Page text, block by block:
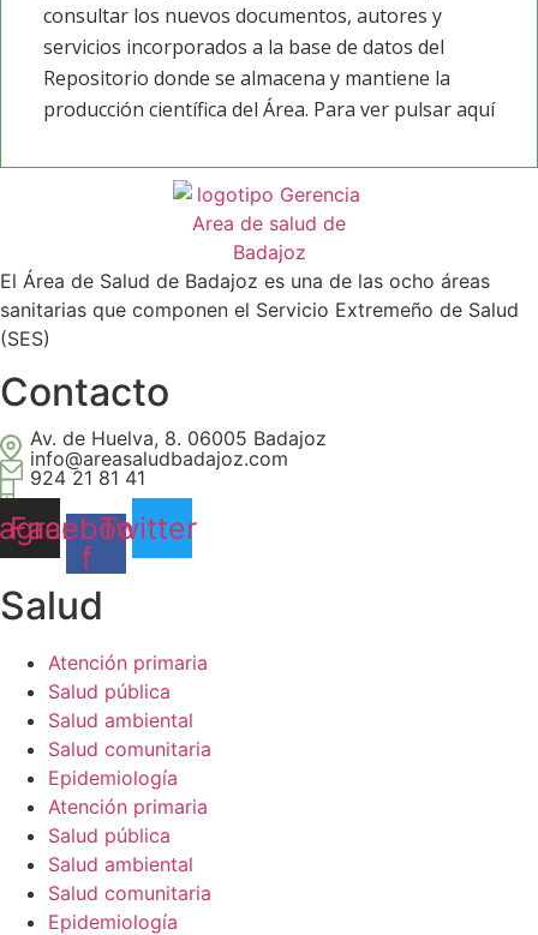
consultar los nuevos documentos, autores y
servicios incorporados a la base de datos del
Repositorio donde se almacena y mantiene la
producción científica del Área. Para ver pulsar aquí
El Área de Salud de Badajoz es una de las ocho áreas
sanitarias que componen el Servicio Extremeño de Salud
(SES)
Contacto
Av. de Huelva, 8. 06005 Badajoz
info@areasaludbadajoz.com
924 21 81 41
Facebook-
f
Twitter
Salud​
Atención primaria
Salud pública
Salud ambiental
Salud comunitaria
Epidemiología
Atención primaria
Salud pública
Salud ambiental
Salud comunitaria
Epidemiología